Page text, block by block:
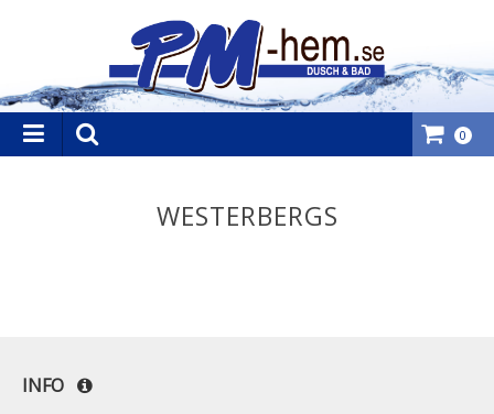
0
WESTERBERGS
INFO